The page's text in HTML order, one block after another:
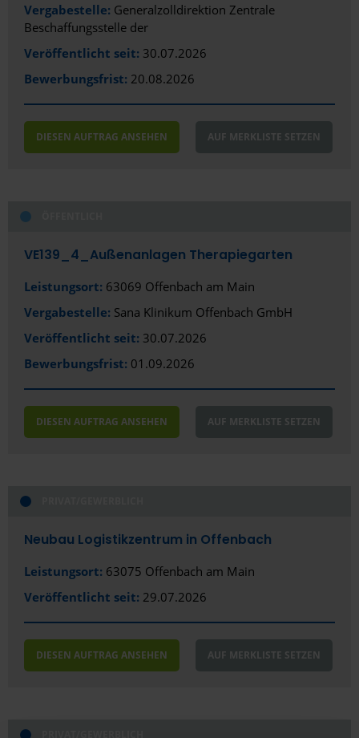
Vergabestelle: Generalzolldirektion Zentrale
Beschaffungsstelle der
Veröffentlicht seit: 30.07.2026
Bewerbungsfrist: 20.08.2026
DIESEN AUFTRAG ANSEHEN AUF MERKLISTE SETZEN
VE139_4_Außenanlagen Therapiegarten
Leistungsort: 63069 Offenbach am Main
Vergabestelle: Sana Klinikum Offenbach GmbH
Veröffentlicht seit: 30.07.2026
Bewerbungsfrist: 01.09.2026
DIESEN AUFTRAG ANSEHEN AUF MERKLISTE SETZEN
Neubau Logistikzentrum in Offenbach
Leistungsort: 63075 Offenbach am Main
Veröffentlicht seit: 29.07.2026
DIESEN AUFTRAG ANSEHEN AUF MERKLISTE SETZEN